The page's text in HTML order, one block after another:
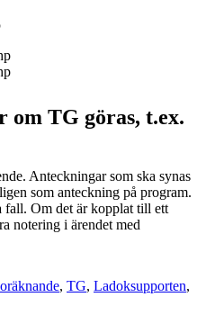
om TG göras, t.ex.
Anteckningar som ska synas
som anteckning på program.
fall. Om det är kopplat till ett
notering i ärendet med
TG Ladoksupporten